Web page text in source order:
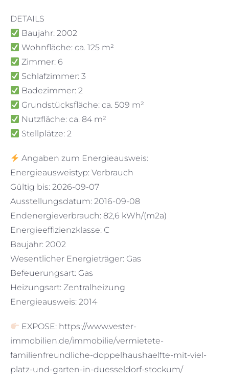
DETAILS
Baujahr: 2002
Wohnfläche: ca. 125 m²
Zimmer: 6
Schlafzimmer: 3
Badezimmer: 2
Grundstücksfläche: ca. 509 m²
Nutzfläche: ca. 84 m²
Stellplätze: 2
Angaben zum Energieausweis:
Energieausweistyp: Verbrauch
Gültig bis: 2026-09-07
Ausstellungsdatum: 2016-09-08
Endenergieverbrauch: 82,6 kWh/(m2a)
Energieeffizienzklasse: C
Baujahr: 2002
Wesentlicher Energieträger: Gas
Befeuerungsart: Gas
Heizungsart: Zentralheizung
Energieausweis: 2014
EXPOSE: https://www.vester-
immobilien.de/immobilie/vermietete-
familienfreundliche-doppelhaushaelfte-mit-viel-
platz-und-garten-in-duesseldorf-stockum/